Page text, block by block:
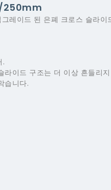
250mm
레이드 된 은폐 크로스 슬라이
.
라이드 구조는 더 이상 흔들리
습니다.